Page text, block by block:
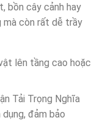
bồn cây cảnh hay
mà còn rất dễ trầy
lên tầng cao hoặc
Tải Trọng Nghĩa
đảm bảo